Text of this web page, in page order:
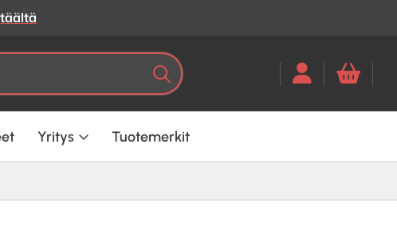
täältä
HakuKun tuloksia tulee, voit selata
Yritys Tuotemerkit